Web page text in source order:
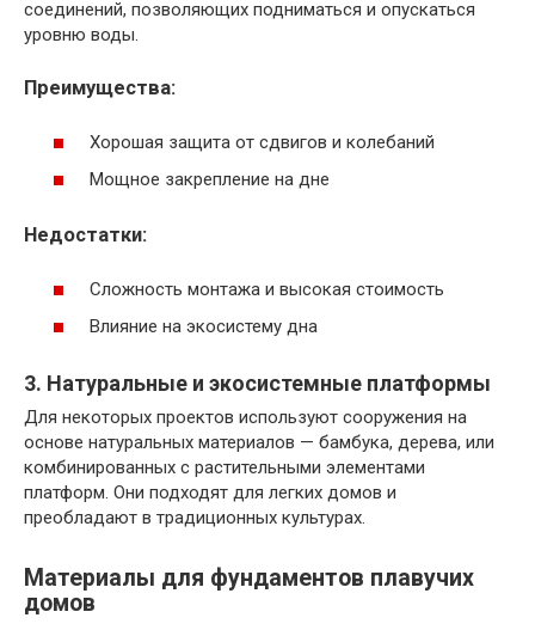
соединений, позволяющих подниматься и опускаться
уровню воды.
Преимущества:
Хорошая защита от сдвигов и колебаний
Мощное закрепление на дне
Недостатки:
Сложность монтажа и высокая стоимость
Влияние на экосистему дна
3. Натуральные и экосистемные платформы
Для некоторых проектов используют сооружения на
основе натуральных материалов — бамбука, дерева, или
комбинированных с растительными элементами
платформ. Они подходят для легких домов и
преобладают в традиционных культурах.
Материалы для фундаментов плавучих
домов